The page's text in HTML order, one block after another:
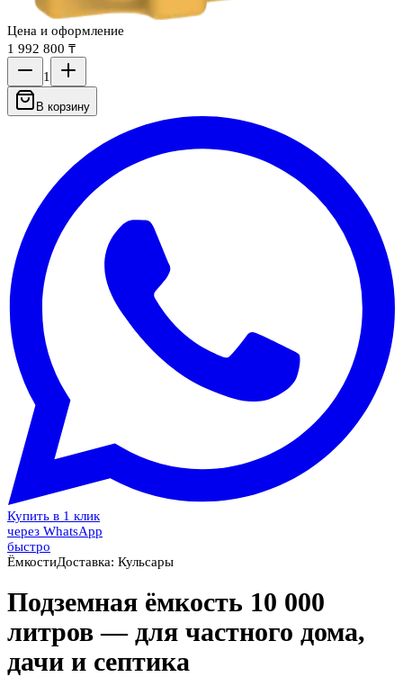
Цена и оформление
1 992 800 ₸
1
В корзину
Купить в 1 клик
через WhatsApp
быстро
ЁмкостиДоставка: Кульсары
Подземная ёмкость 10 000
литров — для частного дома,
дачи и септика